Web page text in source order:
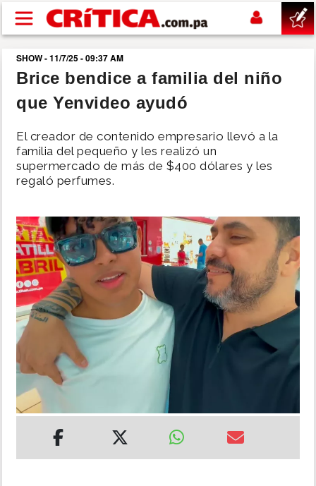
Pasar al contenido principal
buscar
SUCESOS
NACIONAL
POLÍTICA
SHOW
DEPORTES
MUNDO
INSÓLITAS
MULTIMEDIA
SHOW - 11/7/25 - 09:37 AM
Brice bendice a familia del niño
que Yenvideo ayudó
El creador de contenido empresario llevó a la
familia del pequeño y les realizó un
supermercado de más de $400 dólares y les
regaló perfumes.